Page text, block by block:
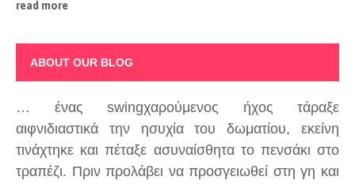
read more
ABOUT OUR BLOG
… ένας swingχαρούμενος ήχος τάραξε
αιφνιδιαστικά την ησυχία του δωματίου, εκείνη
τινάχτηκε και πέταξε ασυναίσθητα το πενσάκι στο
τραπέζι. Πριν προλάβει να προσγειωθεί στη γη και